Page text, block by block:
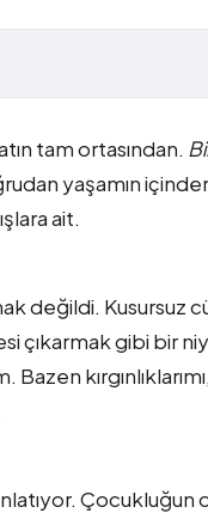
tam ortasından.
yaşamın
ait.
değildi. Kusursuz
çıkarmak gibi bir
Çocukluğun